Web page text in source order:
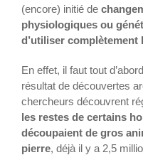
(encore) initié de
physiologiques ou
d’utiliser
En effet, il faut tout
résultat de découvertes
chercheurs découvrent
les restes de certains
découpaient de gros
pierre, déjà il y a 2,5